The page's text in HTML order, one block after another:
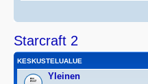
Starcraft 2
KESKUSTELUALUE
Yleinen